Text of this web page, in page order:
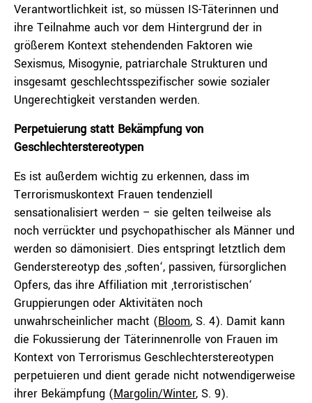
Verantwortlichkeit ist, so müssen IS-Täterinnen und
ihre Teilnahme auch vor dem Hintergrund der in
größerem Kontext stehendenden Faktoren wie
Sexismus, Misogynie, patriarchale Strukturen und
insgesamt geschlechtsspezifischer sowie sozialer
Ungerechtigkeit verstanden werden.
Perpetuierung statt Bekämpfung von
Geschlechterstereotypen
Es ist außerdem wichtig zu erkennen, dass im
Terrorismuskontext Frauen tendenziell
sensationalisiert werden – sie gelten teilweise als
noch verrückter und psychopathischer als Männer und
werden so dämonisiert. Dies entspringt letztlich dem
Genderstereotyp des ‚soften‘, passiven, fürsorglichen
Opfers, das ihre Affiliation mit ‚terroristischen‘
Gruppierungen oder Aktivitäten noch
unwahrscheinlicher macht (Bloom, S. 4). Damit kann
die Fokussierung der Täterinnenrolle von Frauen im
Kontext von Terrorismus Geschlechterstereotypen
perpetuieren und dient gerade nicht notwendigerweise
ihrer Bekämpfung (Margolin/Winter, S. 9).